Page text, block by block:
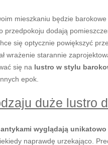
mieszkaniu będzie
przedpokoju dodają
się optycznie powiększyć
wrażenie starannie
się na lustro w stylu
epok.
duże lustro
wyglądają unikatowo
naprawdę urzekająco.